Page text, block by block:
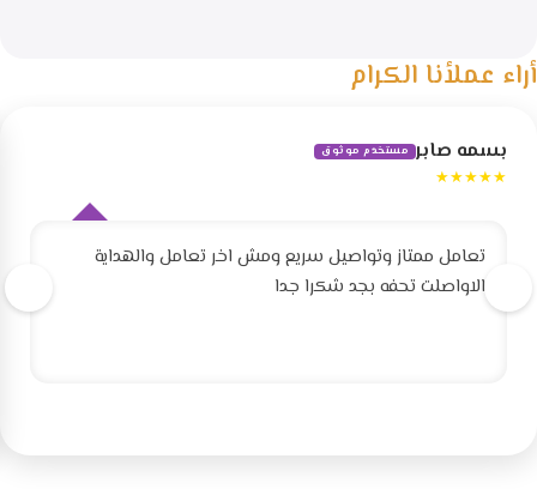
أراء عملأنا الكرام
بسمه صابر مستخدم موثوق
★★★★★
تعامل ممتاز وتواصيل سريع ومش اخر تعامل والهداية
الاواصلت تحفه بجد شكرا جدا